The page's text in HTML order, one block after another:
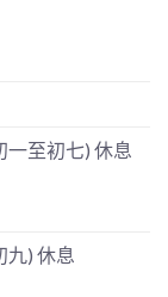
一至初七) 休息
九) 休息